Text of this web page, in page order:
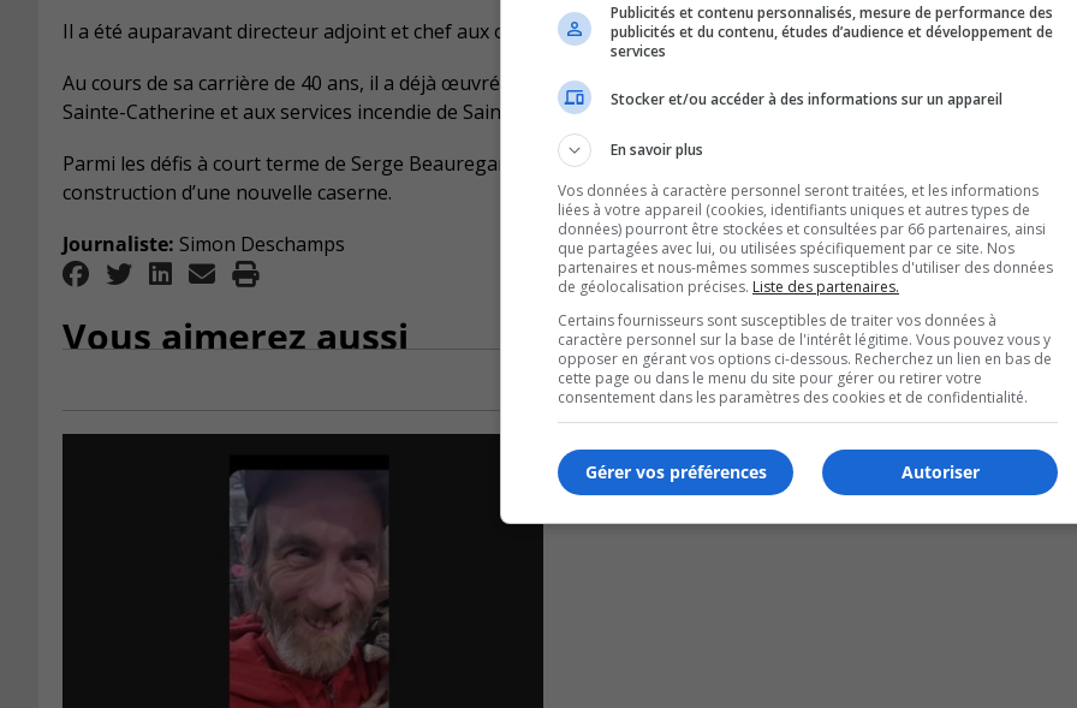
Il a été auparavant directeur adjoint et chef aux opérations.
Au cours de sa carrière de 40 ans, il a déjà œuvré au sein de la Régie intermunicipale d’incendie de Saint-
Sainte-Catherine et aux services incendie de Saint-Jean-sur-Richelieu et de Montréal, notamment.
Parmi les défis à court terme de Serge Beauregard en tant que nouveau directeur du SSIV se trouve le projet de
construction d’une nouvelle caserne.
Journaliste: Simon Deschamps
Vous aimerez aussi
Publicités et contenu personnalisés, mesure de performance des
publicités et du contenu, études d’audience et développement de
services
Stocker et/ou accéder à des informations sur un appareil
En savoir plus
Vos données à caractère personnel seront traitées, et les informations
liées à votre appareil (cookies, identifiants uniques et autres types de
données) pourront être stockées et consultées par 66 partenaires, ainsi
que partagées avec lui, ou utilisées spécifiquement par ce site. Nos
partenaires et nous-mêmes sommes susceptibles d'utiliser des données
de géolocalisation précises. Liste des partenaires.
Certains fournisseurs sont susceptibles de traiter vos données à
caractère personnel sur la base de l'intérêt légitime. Vous pouvez vous y
opposer en gérant vos options ci-dessous. Recherchez un lien en bas de
cette page ou dans le menu du site pour gérer ou retirer votre
consentement dans les paramètres des cookies et de confidentialité.
Autoriser
Gérer vos préférences